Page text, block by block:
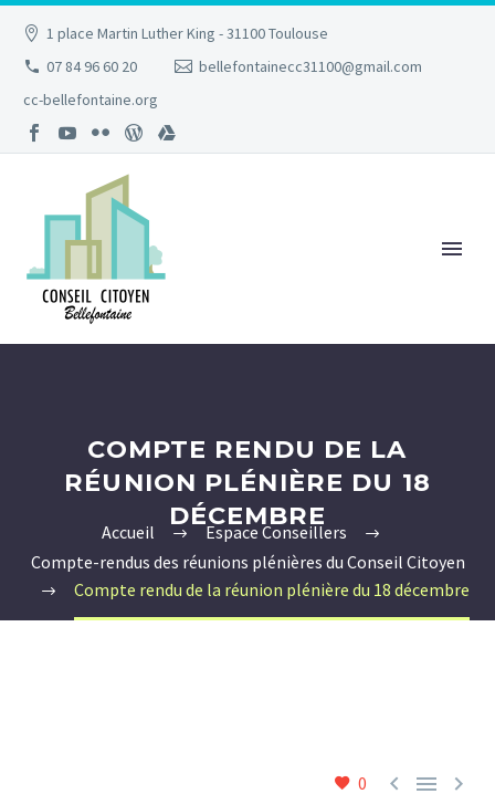
1 place Martin Luther King - 31100 Toulouse
07 84 96 60 20
bellefontainecc31100@gmail.com
cc-bellefontaine.org
COMPTE RENDU DE LA
RÉUNION PLÉNIÈRE DU 18
DÉCEMBRE
Accueil
Espace Conseillers
Compte-rendus des réunions plénières du Conseil Citoyen
Compte rendu de la réunion plénière du 18 décembre
0   